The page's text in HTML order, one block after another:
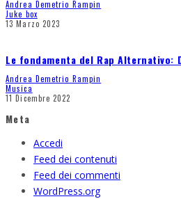
Andrea Demetrio Rampin
Juke box
13 Marzo 2023
Le fondamenta del Rap Alternativo:
Andrea Demetrio Rampin
Musica
11 Dicembre 2022
Meta
Accedi
Feed dei contenuti
Feed dei commenti
WordPress.org